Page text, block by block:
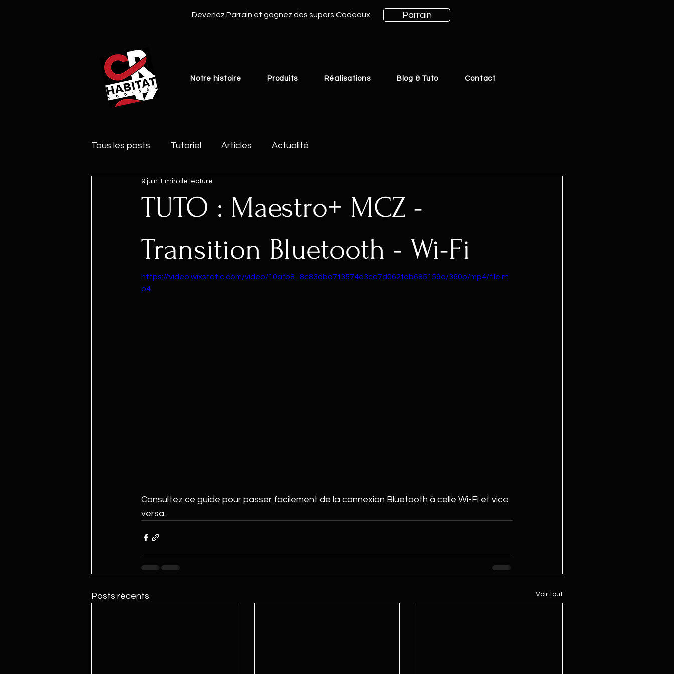
Devenez Parrain et gagnez des supers Cadeaux Parrain
Notre histoire Produits Réalisations Blog & Tuto Contact
Tous les posts Tutoriel Articles Actualité
TUTO : Maestro+ MCZ -
Transition Bluetooth - Wi-Fi
9 juin 1 min de lecture
https://video.wixstatic.com/video/10afb8_8c83dba7f3574d3ca7d062feb685159e/360p/mp4/file.m
p4
Consultez ce guide pour passer facilement de la connexion Bluetooth à celle Wi-Fi et vice
versa.
Posts récents Voir tout